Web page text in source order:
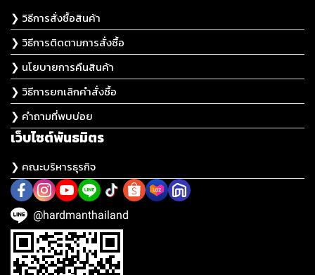
❯ วิธีการสั่งซื้อสินค้า
❯ วิธีการติดตามการสั่งซื้อ
❯ นโยบายการคืนสินค้า
❯ วิธีการยกเลิกคำสั่งซื้อ
❯ คำถามที่พบบ่อย
เว็บไซต์พันธมิตร
❯ คณะบริหารธุรกิจ
@hardmanthailand